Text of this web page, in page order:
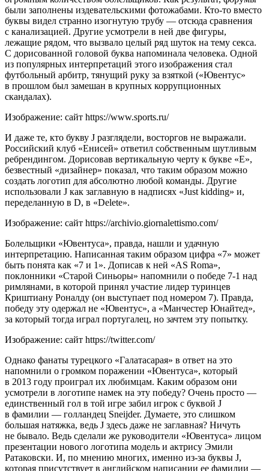
были заполнены издевательскими фотожабами. Кто-то вместо
буквы видел странно изогнутую трубу — отсюда сравнения
с канализацией. Другие усмотрели в ней две фигуры,
лежащие рядом, что вызвало целый ряд шуток на тему секса.
С дорисованной головой буква напоминала человека. Одной
из популярных интерпретаций этого изображения стал
футбольный арбитр, тянущий руку за взяткой («Ювентус»
в прошлом был замешан в крупных коррупционных
скандалах).
Изображение: сайт https://www.sports.ru/
И даже те, кто букву J разглядели, восторгов не выражали.
Российский клуб «Енисей» ответил собственным шутливым
ребрендингом. Дорисовав вертикальную черту к букве «Е»,
безвестный «дизайнер» показал, что таким образом можно
создать логотип для абсолютно любой команды. Другие
использовали J как заглавную в надписях «Just kidding» и,
переделанную в D, в «Delete».
Изображение: сайт https://archivio.giornalettismo.com/
Болельщики «Ювентуса», правда, нашли и удачную
интерпретацию. Написанная таким образом цифра «7» может
быть понята как «7 и 1». Дописав к ней «AS Roma»,
поклонники «Старой Синьоры» напомнили о победе 7-1 над
римлянами, в которой принял участие лидер туринцев
Криштиану Роналду (он выступает под номером 7). Правда,
победу эту одержал не «Ювентус», а «Манчестер Юнайтед»,
за который тогда играл португалец, но зачтем эту попытку.
Изображение: сайт https://twitter.com/
Однако фанаты турецкого «Галатасарая» в ответ на это
напомнили о громком поражении «Ювентуса», который
в 2013 году проиграл их любимцам. Каким образом они
усмотрели в логотипе намек на эту победу? Очень просто —
единственный гол в той игре забил игрок с буквой J
в фамилии — голландец Sneijder. Думаете, это слишком
большая натяжка, ведь J здесь даже не заглавная? Ничуть
не бывало. Ведь сделали же руководители «Ювентуса» лицом
презентации нового логотипа модель и актрису Эмили
Ратаковски. И, по мнению многих, именно из-за буквы J,
которая присутствует в английском написании ее фамилии —